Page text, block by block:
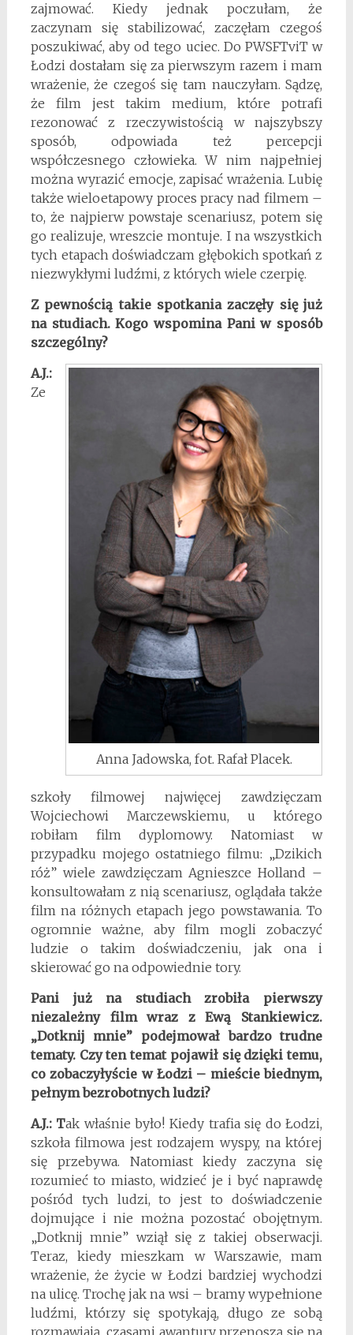
zajmować. Kiedy jednak poczułam, że
zaczynam się stabilizować, zaczęłam czegoś
poszukiwać, aby od tego uciec. Do PWSFTviT w
Łodzi dostałam się za pierwszym razem i mam
wrażenie, że czegoś się tam nauczyłam. Sądzę,
że film jest takim medium, które potrafi
rezonować z rzeczywistością w najszybszy
sposób, odpowiada też percepcji
współczesnego człowieka. W nim najpełniej
można wyrazić emocje, zapisać wrażenia. Lubię
także wieloetapowy proces pracy nad filmem –
to, że najpierw powstaje scenariusz, potem się
go realizuje, wreszcie montuje. I na wszystkich
tych etapach doświadczam głębokich spotkań z
niezwykłymi ludźmi, z których wiele czerpię.
Z pewnością takie spotkania zaczęły się już
na studiach. Kogo wspomina Pani w sposób
szczególny?
Anna Jadowska, fot. Rafał Placek.
A.J.:
Ze
szkoły filmowej najwięcej zawdzięczam
Wojciechowi Marczewskiemu, u którego
robiłam film dyplomowy. Natomiast w
przypadku mojego ostatniego filmu: „Dzikich
róż” wiele zawdzięczam Agnieszce Holland –
konsultowałam z nią scenariusz, oglądała także
film na różnych etapach jego powstawania. To
ogromnie ważne, aby film mogli zobaczyć
ludzie o takim doświadczeniu, jak ona i
skierować go na odpowiednie tory.
Pani już na studiach zrobiła pierwszy
niezależny film wraz z Ewą Stankiewicz.
„Dotknij mnie” podejmował bardzo trudne
tematy. Czy ten temat pojawił się dzięki temu,
co zobaczyłyście w Łodzi – mieście biednym,
pełnym bezrobotnych ludzi?
A.J.: Tak właśnie było! Kiedy trafia się do Łodzi,
szkoła filmowa jest rodzajem wyspy, na której
się przebywa. Natomiast kiedy zaczyna się
rozumieć to miasto, widzieć je i być naprawdę
pośród tych ludzi, to jest to doświadczenie
dojmujące i nie można pozostać obojętnym.
„Dotknij mnie” wziął się z takiej obserwacji.
Teraz, kiedy mieszkam w Warszawie, mam
wrażenie, że życie w Łodzi bardziej wychodzi
na ulicę. Trochę jak na wsi – bramy wypełnione
ludźmi, którzy się spotykają, długo ze sobą